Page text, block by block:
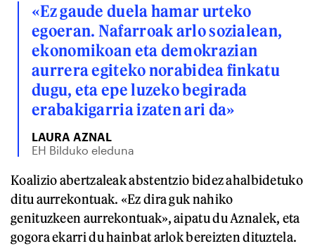
«Ez gaude duela hamar urteko
egoeran. Nafarroak arlo sozialean,
ekonomikoan eta demokrazian
aurrera egiteko norabidea finkatu
dugu, eta epe luzeko begirada
erabakigarria izaten ari da»
LAURA AZNAL
EH Bilduko eleduna
Koalizio abertzaleak abstentzio bidez ahalbidetuko
ditu aurrekontuak. «Ez dira guk nahiko
genituzkeen aurrekontuak», aipatu du Aznalek, eta
gogora ekarri du hainbat arlok bereizten dituztela.